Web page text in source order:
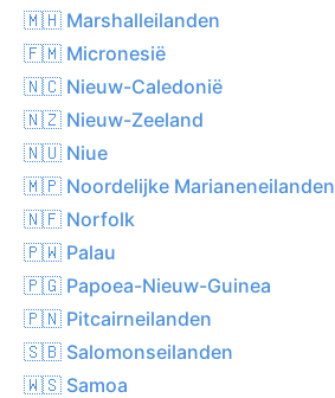
🇲🇭 Marshalleilanden
🇫🇲 Micronesië
🇳🇨 Nieuw-Caledonië
🇳🇿 Nieuw-Zeeland
🇳🇺 Niue
🇲🇵 Noordelijke Marianeneilanden
🇳🇫 Norfolk
🇵🇼 Palau
🇵🇬 Papoea-Nieuw-Guinea
🇵🇳 Pitcairneilanden
🇸🇧 Salomonseilanden
🇼🇸 Samoa